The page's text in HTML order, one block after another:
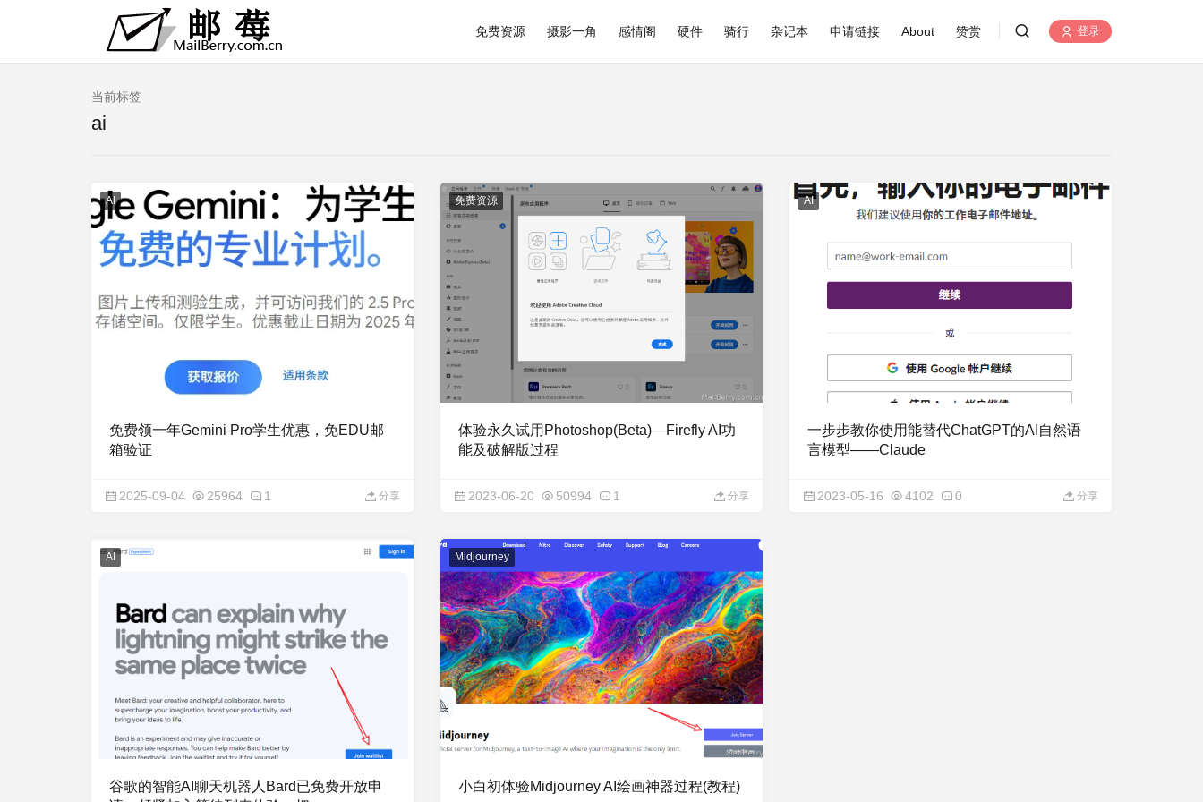
免费资源 摄影一角 感情阁 硬件 骑行 杂记本 申请链接 About 赞赏 登录
当前标签
ai
AI
免费领一年Gemini Pro学生优惠，免EDU邮
箱验证
2025-09-04 25964 1 分享
免费资源
体验永久试用Photoshop(Beta)—Firefly AI功
能及破解版过程
2023-06-20 50994 1 分享
AI
一步步教你使用能替代ChatGPT的AI自然语
言模型——Claude
2023-05-16 4102 0 分享
AI
谷歌的智能AI聊天机器人Bard已免费开放申
Midjourney
小白初体验Midjourney AI绘画神器过程(教程)